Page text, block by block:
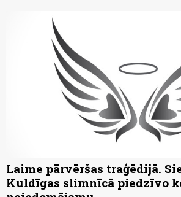
Laime pārvēršas traģēdijā.
Kuldīgas slimnīcā piedzīvo